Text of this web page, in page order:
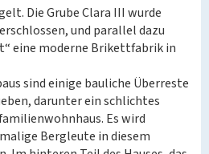
Die Grube Clara III wurde
und parallel dazu
eine moderne Brikettfabrik in
sind einige bauliche Überreste
darunter ein schlichtes
Es wird
Bergleute in diesem